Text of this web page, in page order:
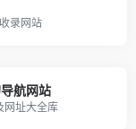
录网站
航网站
网址大全库